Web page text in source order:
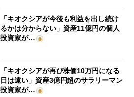
「キオクシアが今後も利益を出し続け
るかは分からない」資産11億円の個人
投資家が…
「キオクシアが再び株価10万円になる
日は遠い」資産3億円超のサラリーマン
投資家が…